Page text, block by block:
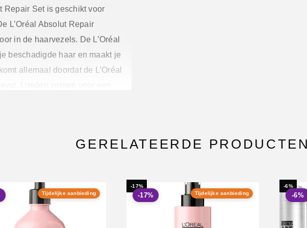
Repair Setis geschikt voor
L’Oréal Absolut Repair
in de haarvezels. De L’Oréal
beschadigde haar en maakt je
allemaal doordat de L’Oréal
Lipiden zorgen voor een
De set bestaat uit een
Shampoo – 300ml
GERELATEERDE PRODUCTEN
Tijdelijke aanbieding
-17%
Tijdelijke aanbieding
-17%
-6%
-6%